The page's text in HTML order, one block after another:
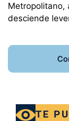
Metropolitano,
desciende
TE